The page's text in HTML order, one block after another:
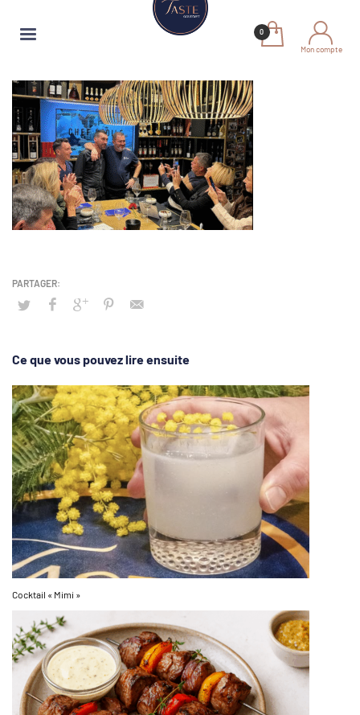
Mon compte
Ce que vous pouvez lire ensuite
Cocktail « Mimi »